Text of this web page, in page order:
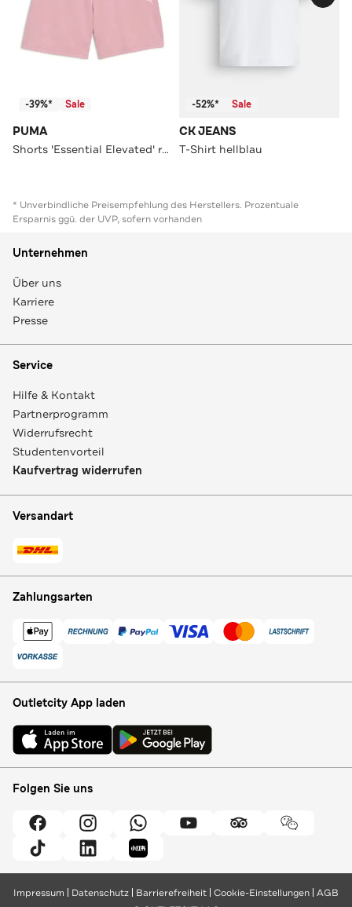
-39%* Sale
PUMA
Shorts 'Essential Elevated' rosa
-52%* Sale
CK JEANS
T-Shirt hellblau
* Unverbindliche Preisempfehlung des Herstellers. Prozentuale
Ersparnis ggü. der UVP, sofern vorhanden
Unternehmen
Über uns
Karriere
Presse
Service
Hilfe & Kontakt
Partnerprogramm
Widerrufsrecht
Studentenvorteil
Kaufvertrag widerrufen
Versandart
Zahlungsarten
Outletcity App laden
Folgen Sie uns
Impressum Datenschutz Barrierefreiheit Cookie-Einstellungen AGB